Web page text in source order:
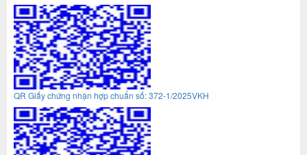
QR Giấy chứng nhận hợp chuẩn số: 372-1/2025VKH